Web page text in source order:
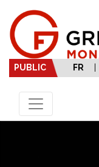
PUBLIC FR